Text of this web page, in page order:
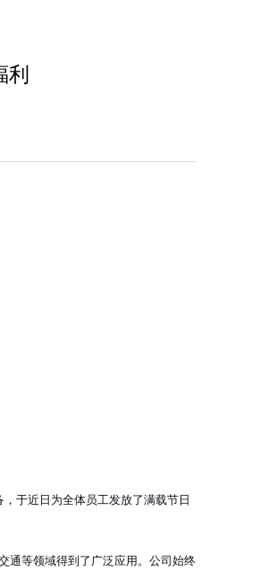
利
，于近日为全体员工发放了满载节日
通等领域得到了广泛应用。公司始终